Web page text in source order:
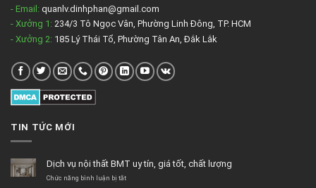
- Email: quanlv.dinhphan@gmail.com
- Xưởng 1: 234/3 Tô Ngọc Vân, Phường Linh Đông, TP. HCM
- Xưởng 2: 185 Lý Thái Tổ, Phường Tân An, Đắk Lắk
TIN TỨC MỚI
Dịch vụ nội thất BMT uy tín, giá tốt, chất lượng
Chức năng bình luận bị tắtở